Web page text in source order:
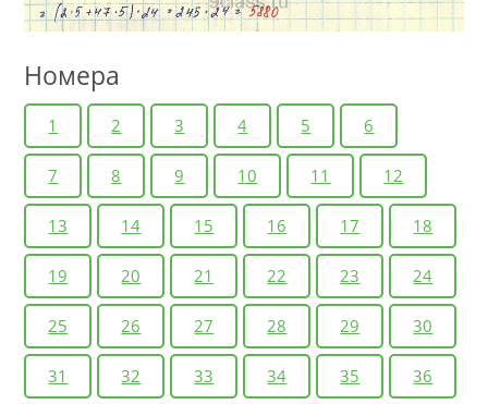
Номера
1 2 3 4 5 6
7 8 9 10 11 12
13 14 15 16 17 18
19 20 21 22 23 24
25 26 27 28 29 30
31 32 33 34 35 36